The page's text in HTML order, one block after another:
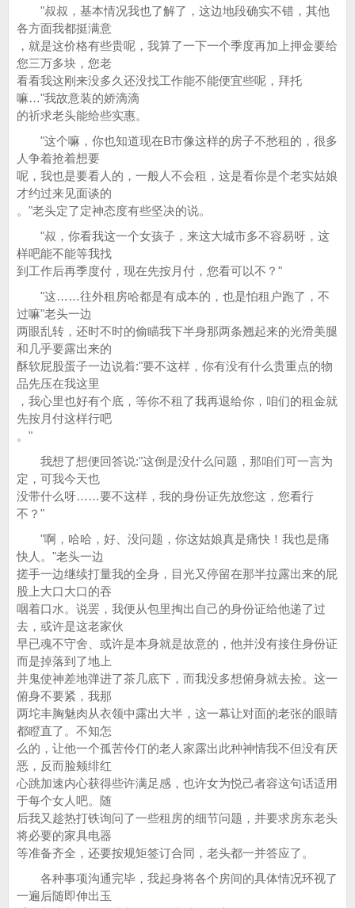
"叔叔，基本情况我也了解了，这边地段确实不错，其他
各方面我都挺满意
，就是这价格有些贵呢，我算了一下一个季度再加上押金要给
您三万多块，您老
看看我这刚来没多久还没找工作能不能便宜些呢，拜托
嘛…"我故意装的娇滴滴
的祈求老头能给些实惠。
"这个嘛，你也知道现在B市像这样的房子不愁租的，很多
人争着抢着想要
呢，我也是要看人的，一般人不会租，这是看你是个老实姑娘
才约过来见面谈的
。"老头定了定神态度有些坚决的说。
"叔，你看我这一个女孩子，来这大城市多不容易呀，这
样吧能不能等我找
到工作后再季度付，现在先按月付，您看可以不？"
"这……往外租房哈都是有成本的，也是怕租户跑了，不
过嘛"老头一边
两眼乱转，还时不时的偷瞄我下半身那两条翘起来的光滑美腿
和几乎要露出来的
酥软屁股蛋子一边说着:"要不这样，你有没有什么贵重点的物
品先压在我这里
，我心里也好有个底，等你不租了我再退给你，咱们的租金就
先按月付这样行吧
。"
我想了想便回答说:"这倒是没什么问题，那咱们可一言为
定，可我今天也
没带什么呀……要不这样，我的身份证先放您这，您看行
不？"
"啊，哈哈，好、没问题，你这姑娘真是痛快！我也是痛
快人。"老头一边
搓手一边继续打量我的全身，目光又停留在那半拉露出来的屁
股上大口大口的吞
咽着口水。说罢，我便从包里掏出自己的身份证给他递了过
去，或许是这老家伙
早已魂不守舍、或许是本身就是故意的，他并没有接住身份证
而是掉落到了地上
并鬼使神差地弹进了茶几底下，而我没多想俯身就去捡。这一
俯身不要紧，我那
两坨丰胸魅肉从衣领中露出大半，这一幕让对面的老张的眼睛
都瞪直了。不知怎
么的，让他一个孤苦伶仃的老人家露出此种神情我不但没有厌
恶，反而脸颊绯红
心跳加速内心获得些许满足感，也许女为悦己者容这句话适用
于每个女人吧。随
后我又趁热打铁询问了一些租房的细节问题，并要求房东老头
将必要的家具电器
等准备齐全，还要按规矩签订合同，老头都一并答应了。
各种事项沟通完毕，我起身将各个房间的具体情况环视了
一遍后随即伸出玉